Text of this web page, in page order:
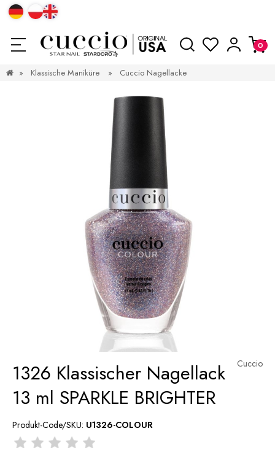
» Klassische Maniküre » Cuccio Nagellacke
Cuccio
1326 Klassischer Nagellack
13 ml SPARKLE BRIGHTER
Produkt-Code/SKU: U1326-COLOUR